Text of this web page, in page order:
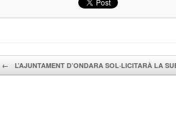
Navegador de artículos
← L’AJUNTAMENT D’ONDARA SOL·LICITARÀ LA